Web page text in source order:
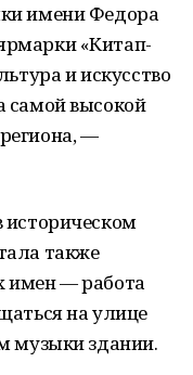
имени Федора
«Китап-
и искусство
самой высокой
—
историческом
также
имен — работа
на улице
музыки здании.